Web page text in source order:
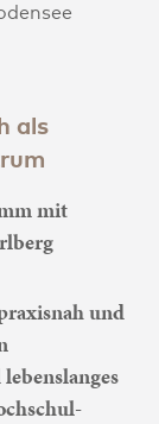
als
mit
und